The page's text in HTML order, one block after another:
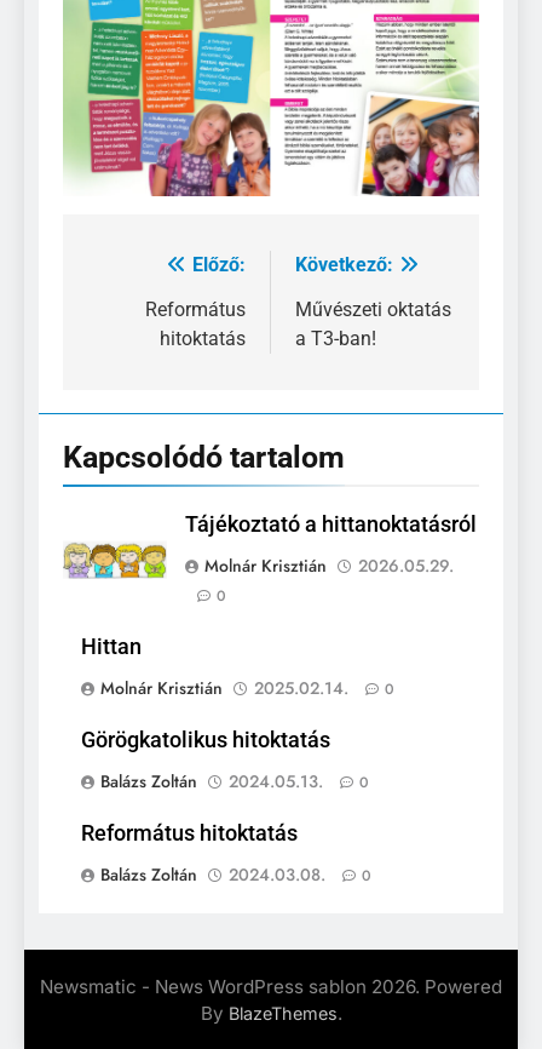
Bejegyzés
navigáció
Előző:
Református
hitoktatás
Következő:
Művészeti oktatás
a T3-ban!
Kapcsolódó tartalom
Tájékoztató a hittanoktatásról
Molnár Krisztián
2026.05.29.
0
Hittan
Molnár Krisztián
2025.02.14. 0
Görögkatolikus hitoktatás
Balázs Zoltán
2024.05.13. 0
Református hitoktatás
Balázs Zoltán
2024.03.08. 0
Newsmatic - News WordPress sablon 2026. Powered
By BlazeThemes.